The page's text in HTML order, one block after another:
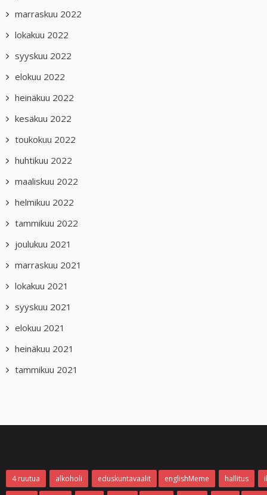
marraskuu 2022
lokakuu 2022
syyskuu 2022
elokuu 2022
heinäkuu 2022
kesäkuu 2022
toukokuu 2022
huhtikuu 2022
maaliskuu 2022
helmikuu 2022
tammikuu 2022
joulukuu 2021
marraskuu 2021
lokakuu 2021
syyskuu 2021
elokuu 2021
heinäkuu 2021
tammikuu 2021
4 ruutua alkoholi eduskuntavaalit englishMeme hallitus